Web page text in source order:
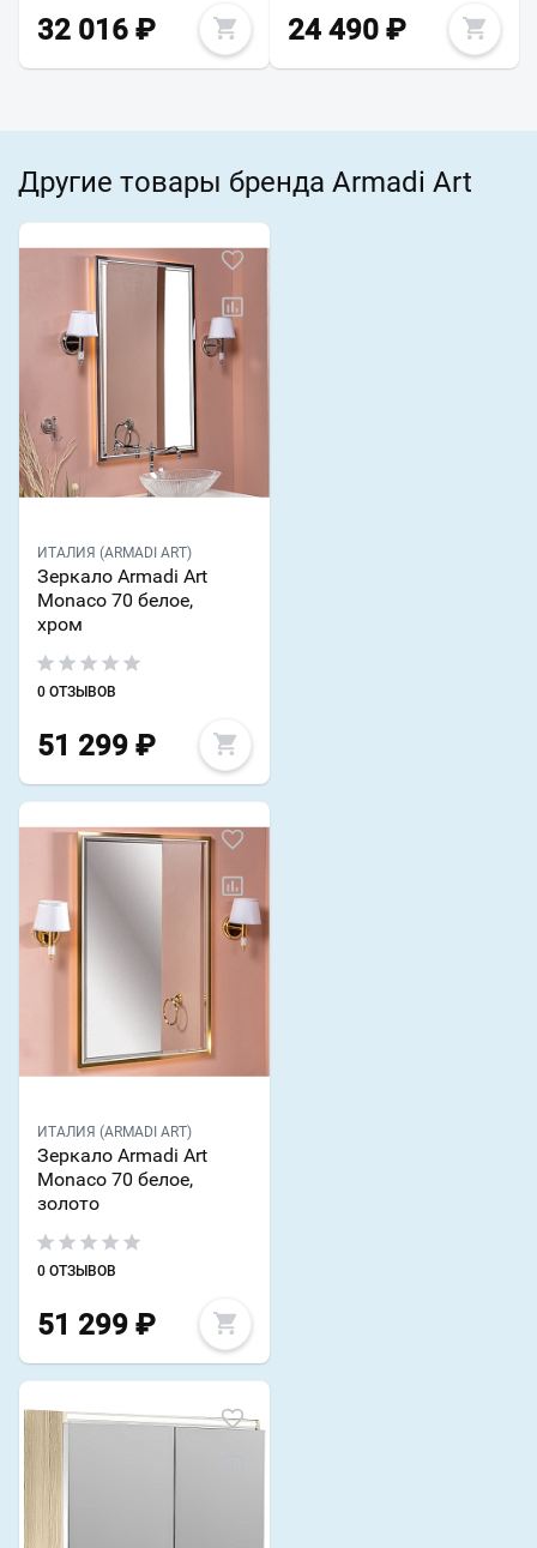
32 016 ₽ 24 490₽
Другие товары бренда Armadi Art
ИТАЛИЯ (ARMADI ART)
Зеркало Armadi Art
Monaco 70 белое,
хром
0 ОТЗЫВОВ
51 299 ₽
ИТАЛИЯ (ARMADI ART)
Зеркало Armadi Art
Monaco 70 белое,
золото
0 ОТЗЫВОВ
51 299 ₽